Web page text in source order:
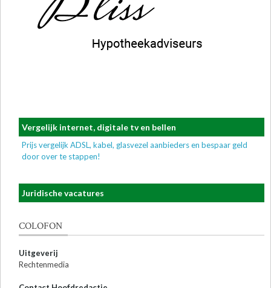
Vergelijk internet, digitale tv en bellen
Prijs vergelijk ADSL, kabel, glasvezel aanbieders en bespaar geld
door over te stappen!
Juridische vacatures
COLOFON
Uitgeverij
Rechtenmedia